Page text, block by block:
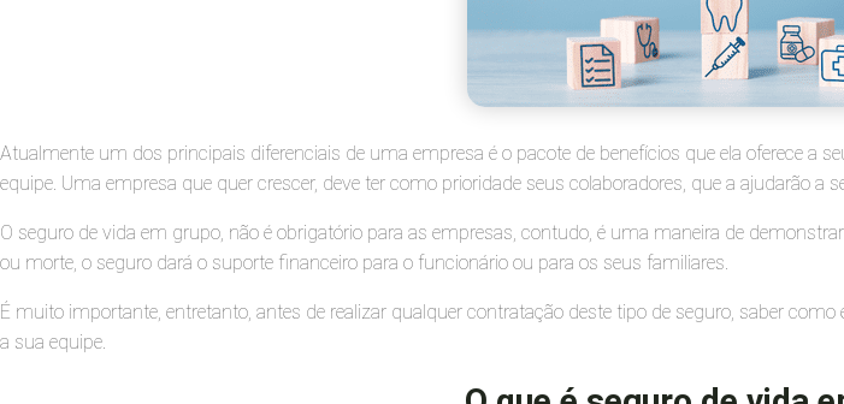
Atualmente um dos principais diferenciais de uma empresa é o pacote de benefícios que ela oferece a
equipe. Uma empresa que quer crescer, deve ter como prioridade seus colaboradores, que a ajudarão a
O seguro de vida em grupo, não é obrigatório para as empresas, contudo, é uma maneira de
ou morte, o seguro dará o suporte financeiro para o funcionário ou para os seus familiares.
É muito importante, entretanto, antes de realizar qualquer contratação deste tipo de seguro, saber
a sua equipe.